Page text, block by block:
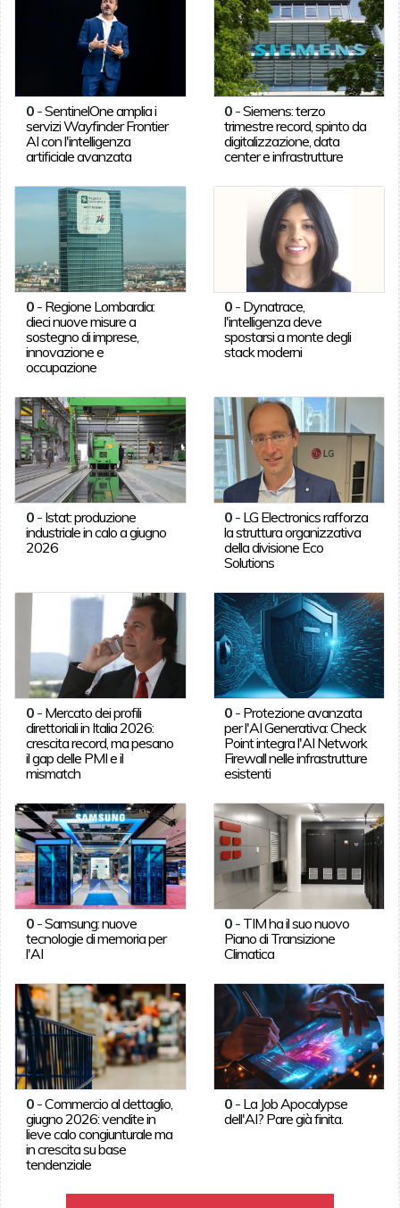
0-SentinelOne amplia i
servizi Wayfinder Frontier
AI con l'intelligenza
artificiale avanzata
0 -Siemens: terzo
trimestre record, spinto da
digitalizzazione, data
center e infrastrutture
0- Regione Lombardia:
dieci nuove misure a
sostegno di imprese,
innovazione e
occupazione
0 - Dynatrace,
l'intelligenza deve
spostarsi a monte degli
stack moderni
0- Istat: produzione
industriale in calo a giugno
2026
0 - LG Electronics rafforza
la struttura organizzativa
della divisione Eco
Solutions
0- Mercato dei profili
direttoriali in Italia 2026:
crescita record, ma pesano
il gap delle PMI e il
mismatch
0 - Protezione avanzata
per l'AI Generativa: Check
Point integra l'AI Network
Firewall nelle infrastrutture
esistenti
0-Samsung: nuove
tecnologie di memoria per
l'AI
0 - TIM ha il suo nuovo
Piano di Transizione
Climatica
0-Commercio al dettaglio,
giugno 2026: vendite in
lieve calo congiunturale ma
in crescita su base
tendenziale
0 - La Job Apocalypse
dell'AI? Pare già finita.